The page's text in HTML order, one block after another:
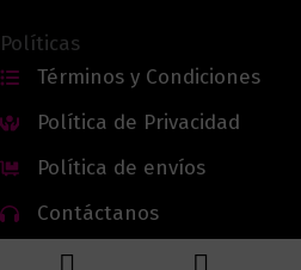
Políticas
Términos y Condiciones
Política de Privacidad
Política de envíos
Contáctanos